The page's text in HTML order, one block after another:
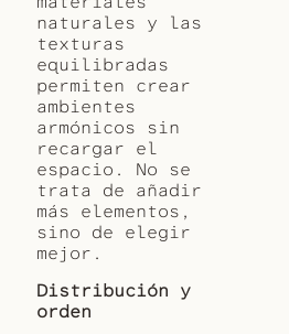
naturales y las
texturas
equilibradas
permiten crear
ambientes
armónicos sin
recargar el
espacio. No se
trata de añadir
más elementos,
sino de elegir
mejor.
Distribución y
orden